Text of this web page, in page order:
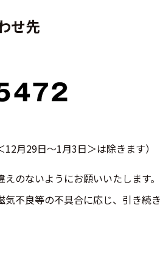
せ先
月29日～1月3日＞は除きます）
のないようにお願いいたします。
不良等の不具合に応じ、引き続